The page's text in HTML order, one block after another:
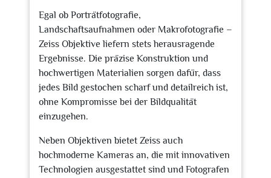
Egal ob Porträtfotografie,
Landschaftsaufnahmen oder Makrofotografie –
Zeiss Objektive liefern stets herausragende
Ergebnisse. Die präzise Konstruktion und
hochwertigen Materialien sorgen dafür, dass
jedes Bild gestochen scharf und detailreich ist,
ohne Kompromisse bei der Bildqualität
einzugehen.
Neben Objektiven bietet Zeiss auch
hochmoderne Kameras an, die mit innovativen
Technologien ausgestattet sind und Fotografen